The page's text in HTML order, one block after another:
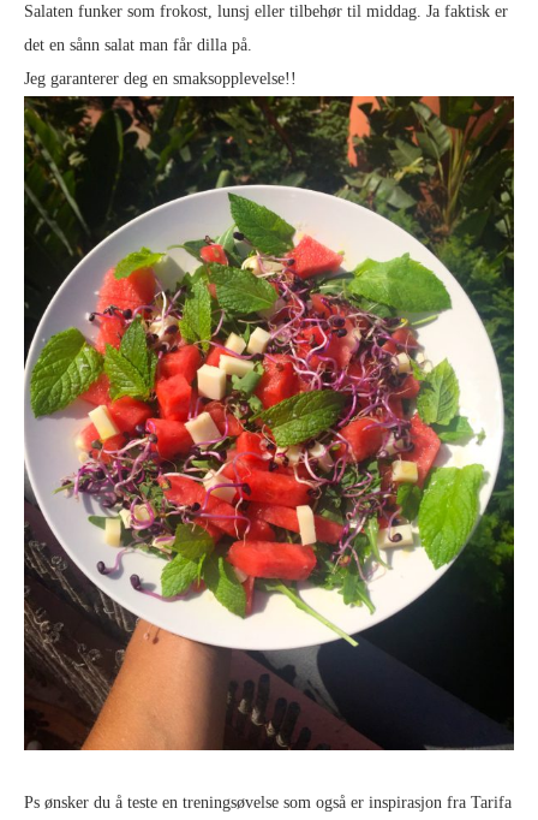
Salaten funker som frokost, lunsj eller tilbehør til middag. Ja faktisk er
det en sånn salat man får dilla på.
Jeg garanterer deg en smaksopplevelse!!
Ps ønsker du å teste en treningsøvelse som også er inspirasjon fra Tarifa